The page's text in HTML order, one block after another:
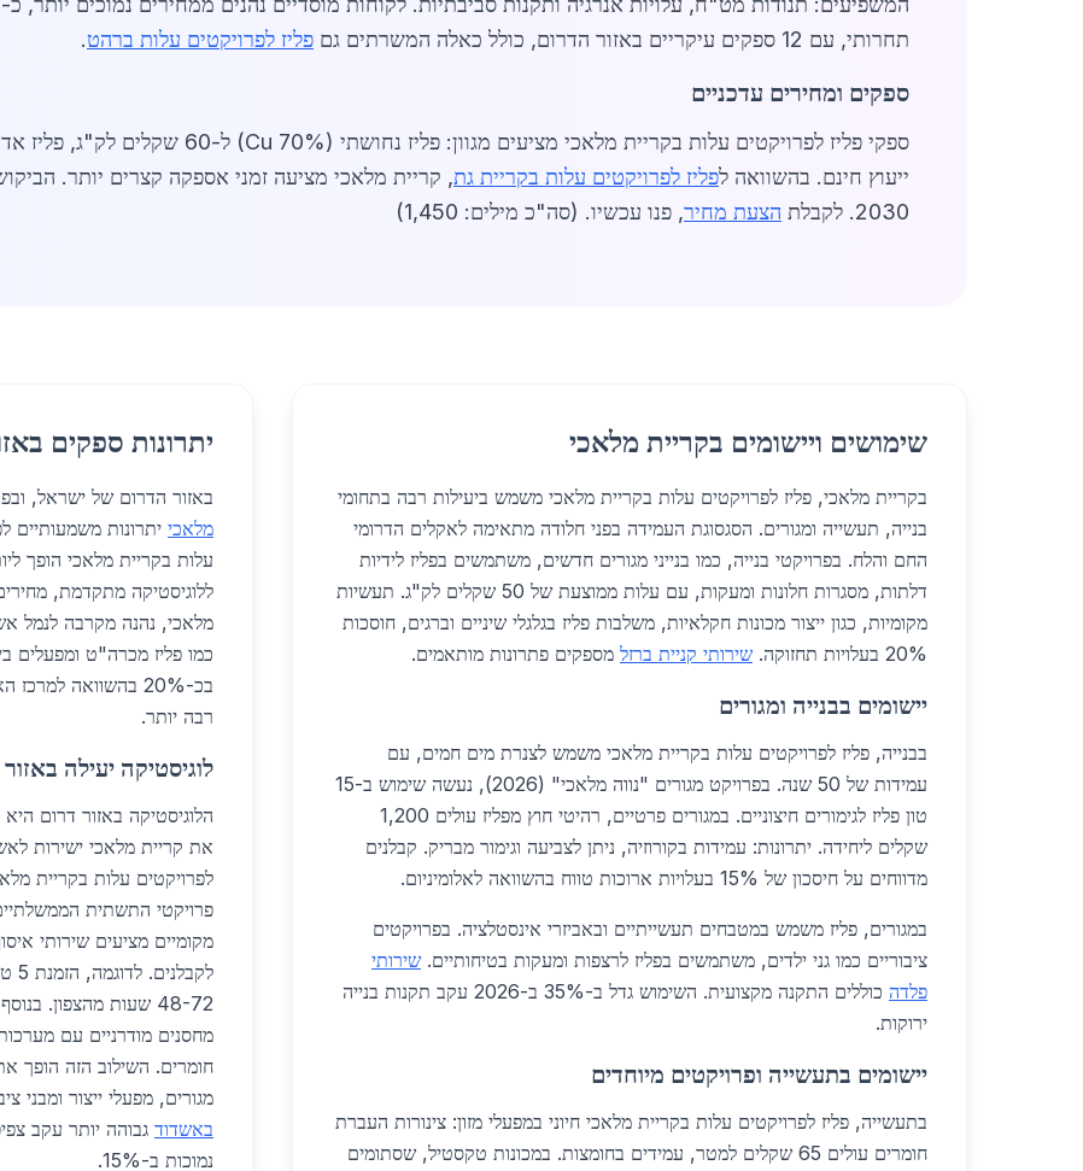
תחרותי, עם 12 ספקים עיקריים באזור הדרום, כולל כאלה המשרתים גם
פליז לפרויקטים עלות ברהט.
ספקים ומחירים עדכניים
ספקי פליז לפרויקטים עלות בקריית מלאכי מציעים מגוון: פליז נחושתי (70% Cu) ל-60 שקלים לק"ג, פליז אדום ל-59 שקלים. שירותי
ייעוץ חינם. בהשוואה לפליז לפרויקטים עלות בקריית גת, קריית מלאכי מציעה זמני אספקה קצרים יותר.
2030. לקבלת
הצעת מחיר, פנו עכשיו. (סה"כ מילים: 1,450)
שימושים ויישומים בקריית מלאכי
בקריית מלאכי, פליז לפרויקטים עלות בקריית מלאכי משמש ביעילות רבה בתחומי
בנייה, תעשייה ומגורים. הסגסוגת העמידה בפני חלודה מתאימה לאקלים הדרומי
החם והלח. בפרויקטי בנייה, כמו בנייני מגורים חדשים, משתמשים בפליז לידיות
דלתות, מסגרות חלונות ומעקות, עם עלות ממוצעת של 50 שקלים לק"ג. תעשיות
מקומיות, כגון ייצור מכונות חקלאיות, משלבות פליז בגלגלי שיניים וברגים, חוסכות
20% בעלויות תחזוקה.
שירותי קניית ברזל מספקים פתרונות מותאמים.
יישומים בבנייה ומגורים
בבנייה, פליז לפרויקטים עלות בקריית מלאכי משמש לצנרת מים חמים, עם
עמידות של 50 שנה. בפרויקט מגורים "נווה מלאכי" (2026), נעשה שימוש ב-15
טון פליז לגימורים חיצוניים. במגורים פרטיים, רהיטי חוץ מפליז עולים 1,200
שקלים ליחידה. יתרונות: עמידות בקורוזיה, ניתן לצביעה וגימור מבריק. קבלנים
מדווחים על חיסכון של 15% בעלויות ארוכות טווח בהשוואה לאלומיניום.
במגורים, פליז משמש במטבחים תעשייתיים ובאביזרי אינסטלציה. בפרויקטים
ציבוריים כמו גני ילדים, משתמשים בפליז לרצפות ומעקות בטיחותיים. שירותי
פלדה
כוללים התקנה מקצועית. השימוש גדל ב-35% ב-2026 עקב תקנות בנייה
ירוקות.
יישומים בתעשייה ופרויקטים מיוחדים
בתעשייה, פליז לפרויקטים עלות בקריית מלאכי חיוני במפעלי מזון: צינורות העברת
חומרים עולים 65 שקלים למטר, עמידים בחומצות. במכונות טקסטיל, שסתומים
יתרונות ספקים
באזור הדרום של ישראל,
מלאכי יתרונות משמעותיים
ללוגיסטיקה מתקדמת,
מלאכי, נהנה מקרבה לנמל
כמו פליז מכרה"ט ומפעלים
בכ-20% בהשוואה
רבה יותר.
לוגיסטיקה יעילה
את קריית מלאכי ישירות
פרויקטי התשתית
מקומיים מציעים שירותי
48-72 שעות מהצפון.
מחסנים מודרניים עם
חומרים. השילוב הזה הופך את
מגורים, מפעלי ייצור
באשדוד גבוהה יותר עקב
נמוכות ב-15%.